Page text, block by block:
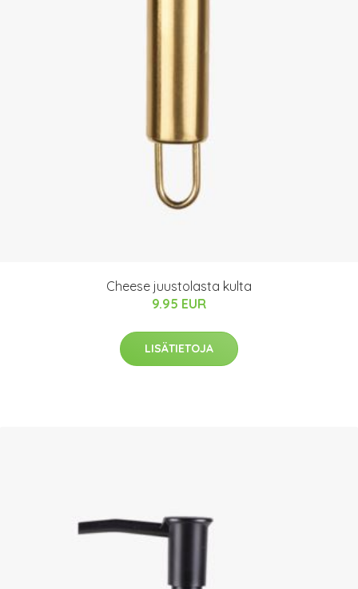
Cheese juustolasta kulta
9.95 EUR
LISÄTIETOJA